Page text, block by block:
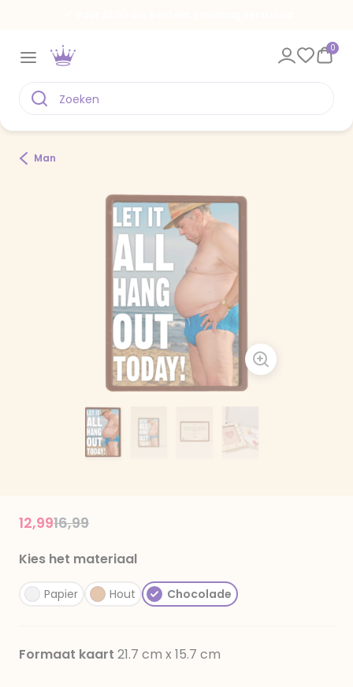
0
Man
Price reduced from
16,99to
12,99
Kies het materiaal
Papier Hout Chocolade
Formaat kaart 21.7 cm x 15.7 cm